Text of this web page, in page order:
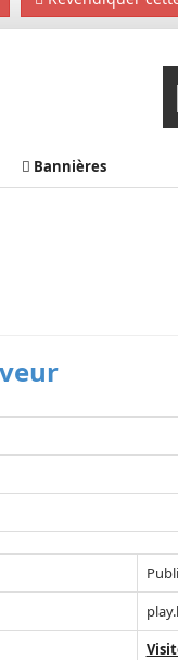
Bannières